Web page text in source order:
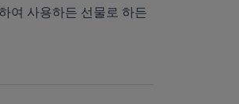
여 사용하든 선물로 하든